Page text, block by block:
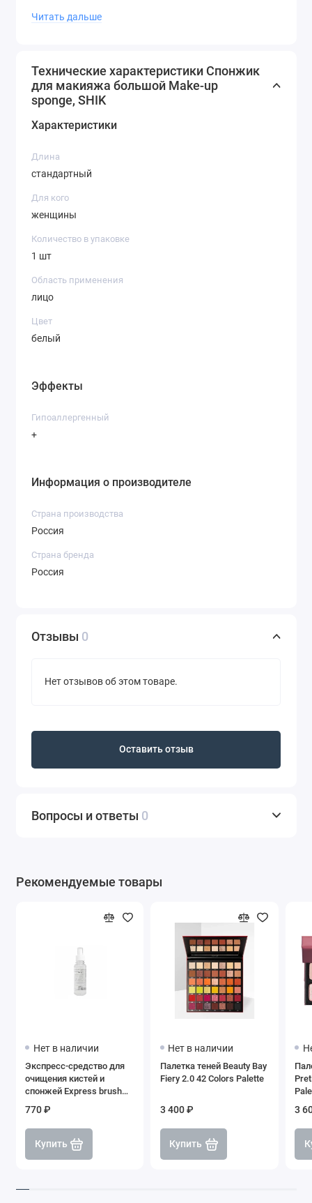
Нанесите очищающее средство или мыло на спонж.
Дайте спонжу высохнуть при комнатной
температуре.
Читать дальше
Технические характеристики Спонжик
для макияжа большой Make-up
sponge, SHIK
Характеристики
Длина
стандартный
Для кого
женщины
Количество в упаковке
1 шт
Область применения
лицо
Цвет
белый
Эффекты
Гипоаллергенный
+
Информация о производителе
Страна производства
Россия
Страна бренда
Россия
Отзывы 0
Нет отзывов об этом товаре.
Оставить отзыв
Вопросы и ответы 0
Рекомендуемые товары
Нет в наличии
Экспресс-средство для
очищения кистей и
спонжей Express brush
cleanser, SHIK
770 ₽
Купить
Нет в наличии
Палетка теней Beauty Bay
Fiery 2.0 42 Colors Palette
3 400 ₽
Купить
3